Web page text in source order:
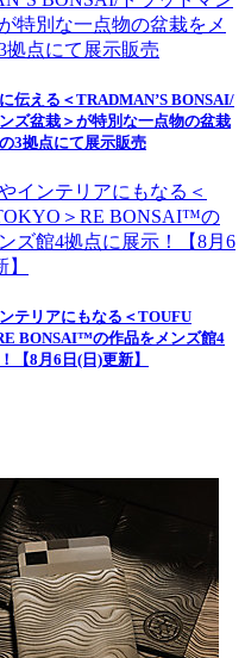
伝える＜TRADMAN’S BONSAI/
ズ盆栽＞が特別な一点物の盆栽
3拠点にて展示販売
テリアにもなる＜TOUFU
BONSAI™️の作品をメンズ館4
【8月6日(日)更新】